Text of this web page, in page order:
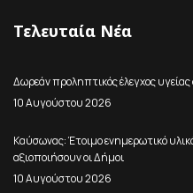
Τελευταία Νέα
Δωρεάν προληπτικός έλεγχος
10 Αυγούστου 2026
Καύσωνας: Έτοιμο ενημερωτικό
αξιοποιήσουν οι Δήμοι
10 Αυγούστου 2026